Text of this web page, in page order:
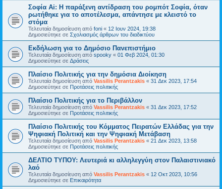
Σοφία Ai: Η παράξενη αντίδραση του ρομπότ Σοφία, όταν
ρωτήθηκε για το αποτέλεσμα, απάντησε με κλειστό το
στόμα
Τελευταία δημοσίευση από foni « 12 Ιουν 2024, 19:38
Δημοσιεύτηκε σε Σχολιασμός άρθρων του διαδικτύου
Εκδήλωση για το Δημόσιο Πανεπιστήμιο
Τελευταία δημοσίευση από spooky « 01 Φεβ 2024, 01:30
Δημοσιεύτηκε σε Δράσεις
Πλαίσιο Πολιτικής για την δημόσια Διοίκηση
Τελευταία δημοσίευση από Vassilis Perantzakis « 31 Δεκ 2023, 17:54
Δημοσιεύτηκε σε Προτάσεις πολιτικής
Πλαίσιο Πολιτικής για το Περιβάλλον
Τελευταία δημοσίευση από Vassilis Perantzakis « 31 Δεκ 2023, 17:52
Δημοσιεύτηκε σε Προτάσεις πολιτικής
Πλαίσιο Πολιτικής του Κόμματος Πειρατών Ελλάδας για την
Ψηφιακή Πολιτική και την Ψηφιακή Μετάβαση
Τελευταία δημοσίευση από Vassilis Perantzakis « 21 Δεκ 2023, 13:58
Δημοσιεύτηκε σε Προτάσεις πολιτικής
ΔΕΛΤΙΟ ΤΥΠΟΥ: Λευτεριά κι αλληλεγγύη στον Παλαιστινιακό
λαό
Τελευταία δημοσίευση από Vassilis Perantzakis « 12 Οκτ 2023, 10:56
Δημοσιεύτηκε σε Επικαιρότητα